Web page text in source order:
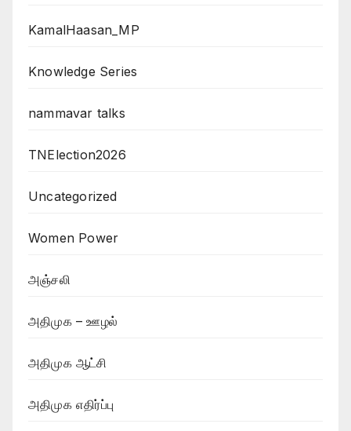
KamalHaasan_MP
Knowledge Series
nammavar talks
TNElection2026
Uncategorized
Women Power
அஞ்சலி
அதிமுக – ஊழல்
அதிமுக ஆட்சி
அதிமுக எதிர்ப்பு